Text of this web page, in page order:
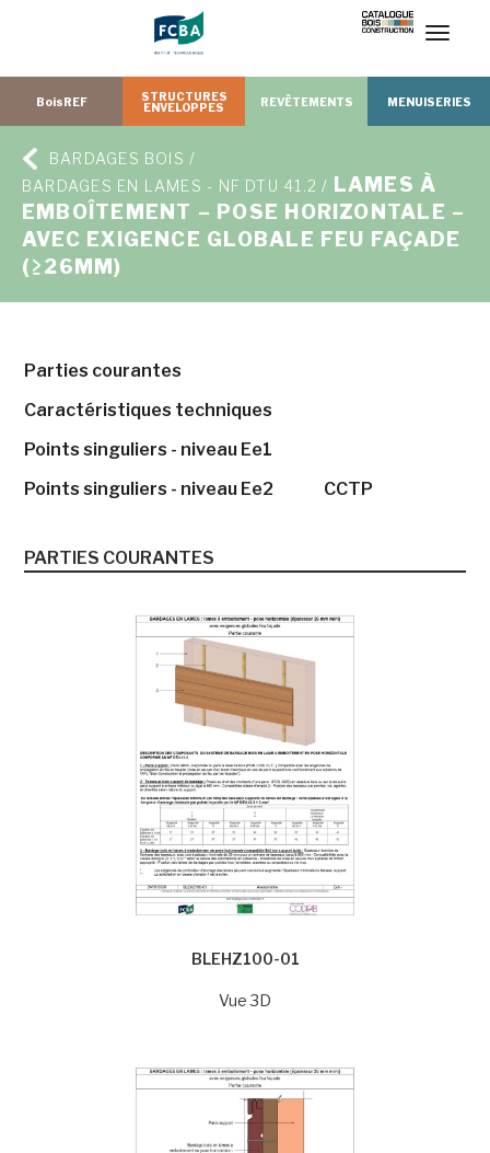
T
o
v
i
a
BoisREF
STRUCTURES
ENVELOPPES
REVÊTEMENTS MENUISERIES
BARDAGES BOIS /
BARDAGES EN LAMES - NF DTU 41.2 / LAMES À
EMBOÎTEMENT – POSE HORIZONTALE –
AVEC EXIGENCE GLOBALE FEU FAÇADE
(≥26MM)
Parties courantes
Caractéristiques techniques
Points singuliers - niveau Ee1
Points singuliers - niveau Ee2
CCTP
PARTIES COURANTES
BLEHZ100-01
Vue 3D